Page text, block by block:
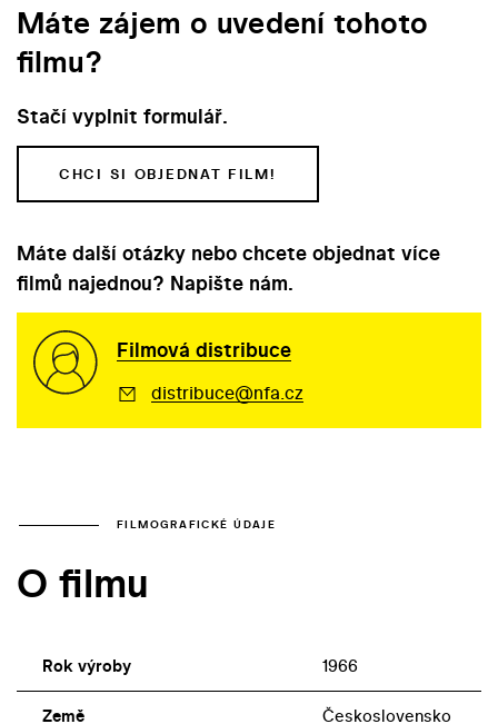
Máte zájem o uvedení tohoto
filmu?
Stačí vyplnit formulář.
CHCI SI OBJEDNAT FILM!
Máte další otázky nebo chcete objednat více
filmů najednou? Napište nám.
Filmová distribuce
distribuce@nfa.cz
FILMOGRAFICKÉ ÚDAJE
O filmu
Rok výroby 1966
Země Československo